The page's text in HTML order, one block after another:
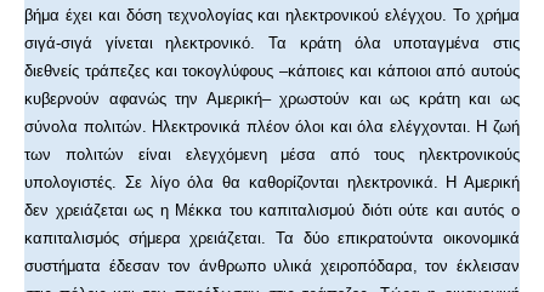
βήμα έχει και δόση τεχνολογίας και ηλεκτρονικού ελέγχου. Το χρήμα
σιγά-σιγά γίνεται ηλεκτρονικό. Τα κράτη όλα υποταγμένα στις
διεθνείς τράπεζες και τοκογλύφους –κάποιες και κάποιοι από αυτούς
κυβερνούν αφανώς την Αμερική– χρωστούν και ως κράτη και ως
σύνολα πολιτών. Ηλεκτρονικά πλέον όλοι και όλα ελέγχονται. Η ζωή
των πολιτών είναι ελεγχόμενη μέσα από τους ηλεκτρονικούς
υπολογιστές. Σε λίγο όλα θα καθορίζονται ηλεκτρονικά. Η Αμερική
δεν χρειάζεται ως η Μέκκα του καπιταλισμού διότι ούτε και αυτός ο
καπιταλισμός σήμερα χρειάζεται. Τα δύο επικρατούντα οικονομικά
συστήματα έδεσαν τον άνθρωπο υλικά χειροπόδαρα, τον έκλεισαν